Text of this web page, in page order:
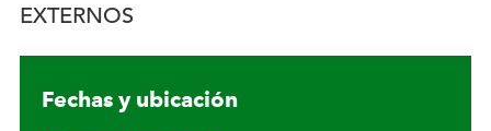
EXTERNOS
Fechas y ubicación